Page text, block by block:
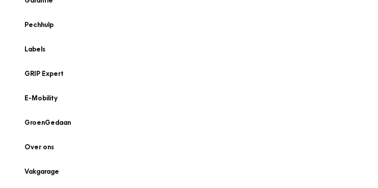
Pechhulp
Labels
GRIP Expert
E-Mobility
GroenGedaan
Over ons
Vakgarage